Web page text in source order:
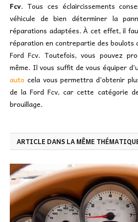
Fcv. Tous ces éclaircissements
véhicule de bien déterminer la
réparations adaptées. À cet effet, il
réparation en contrepartie des boulots
Ford Fcv. Toutefois, vous pouvez
même. Il vous suffit de vous équiper
auto cela vous permettra d’obtenir
de la Ford Fcv, car cette catégorie
brouillage.
ARTICLE DANS LA MÊME